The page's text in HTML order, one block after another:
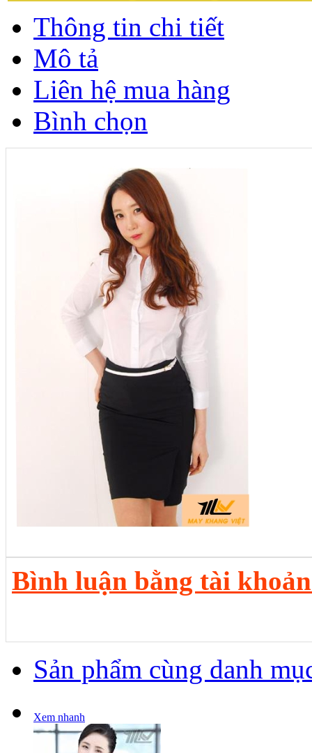
Thông tin chi tiết
Mô tả
Liên hệ mua hàng
Bình chọn
Bình luận bằng tài
Sản phẩm cùng danh
Xem nhanh